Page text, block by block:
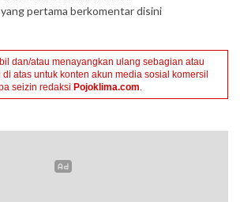
yang pertama berkomentar disini
dan/atau menayangkan ulang sebagian atau
atas untuk konten akun media sosial komersil
seizin redaksi Pojoklima.com.